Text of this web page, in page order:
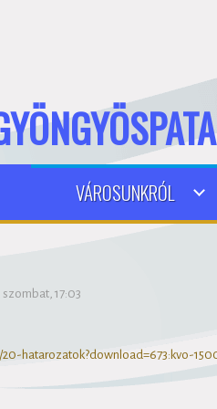
VÁROSUNKRÓL
17:03
hatarozatok?download=673:kvo-